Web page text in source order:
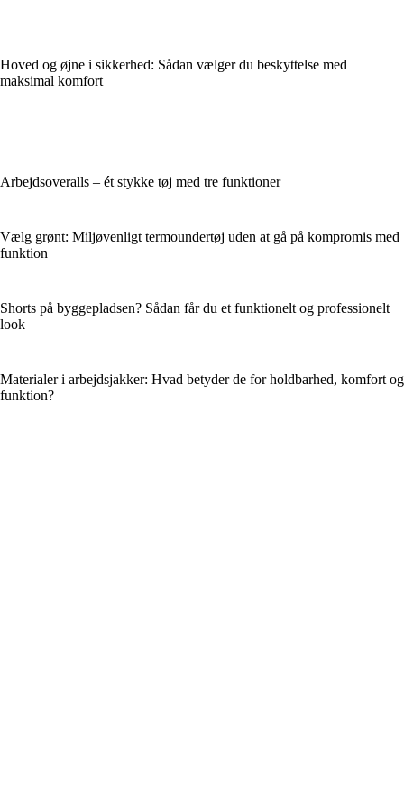
Hoved og øjne i sikkerhed: Sådan vælger du beskyttelse med
maksimal komfort
Arbejdsoveralls – ét stykke tøj med tre funktioner
Vælg grønt: Miljøvenligt termoundertøj uden at gå på kompromis med
funktion
Shorts på byggepladsen? Sådan får du et funktionelt og professionelt
look
Materialer i arbejdsjakker: Hvad betyder de for holdbarhed, komfort og
funktion?